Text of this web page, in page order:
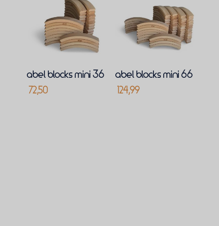
abel blocks mini 36
72,50
abel blocks mini 66
124,99